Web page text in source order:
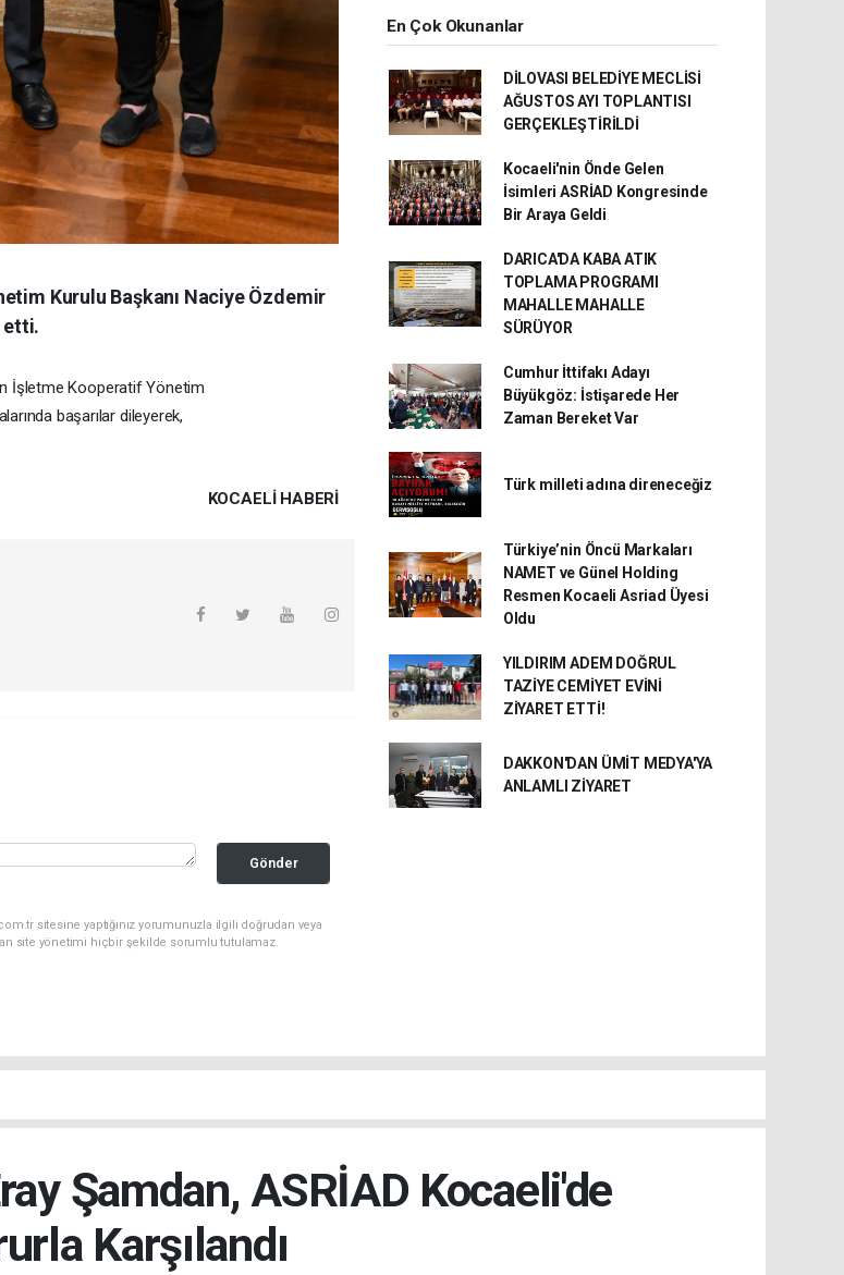
Kurulu Başkanı Naciye Özdemir
etti.
İşletme Kooperatif Yönetim
başarılar dileyerek,
KOCAELI HABERİ
Gönder
sitesine yaptığınız yorumunuzla ilgili doğrudan veya
site yönetimi hiçbir şekilde sorumlu tutulamaz.
En Çok Okunanlar
DİLOVASI BELEDİYE MECLİSİ
AĞUSTOS AYI TOPLANTISI
GERÇEKLEŞTİRİLDİ
Kocaeli'nin Önde Gelen
İsimleri ASRİAD Kongresinde
Bir Araya Geldi
DARICA'DA KABA ATIK
TOPLAMA PROGRAMI
MAHALLE MAHALLE
SÜRÜYOR
Cumhur İttifakı Adayı
Büyükgöz: İstişarede Her
Zaman Bereket Var
Türk milleti adına direneceğiz
Türkiye’nin Öncü Markaları
NAMET ve Günel Holding
Resmen Kocaeli Asriad Üyesi
Oldu
YILDIRIM ADEM DOĞRUL
TAZİYE CEMİYET EVİNİ
ZİYARET ETTİ!
DAKKON'DAN ÜMİT MEDYA'YA
ANLAMLI ZİYARET
Şamdan, ASRİAD Kocaeli'de
Karşılandı